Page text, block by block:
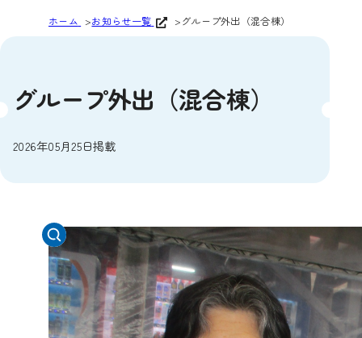
ホーム お知らせ一覧 グループ外出（混合棟）
グループ外出（混合棟）
2026年05月25日掲載